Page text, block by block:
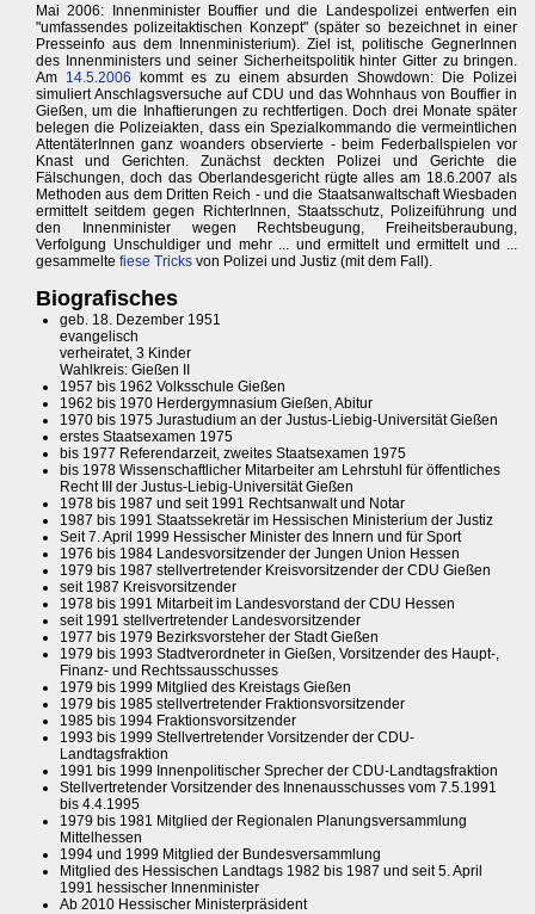
Mai 2006: Innenminister Bouffier und die Landespolizei entwerfen ein
"umfassendes polizeitaktischen Konzept" (später so bezeichnet in einer
Presseinfo aus dem Innenministerium). Ziel ist, politische GegnerInnen
des Innenministers und seiner Sicherheitspolitik hinter Gitter zu bringen.
Am 14.5.2006 kommt es zu einem absurden Showdown: Die Polizei
simuliert Anschlagsversuche auf CDU und das Wohnhaus von Bouffier in
Gießen, um die Inhaftierungen zu rechtfertigen. Doch drei Monate später
belegen die Polizeiakten, dass ein Spezialkommando die vermeintlichen
AttentäterInnen ganz woanders observierte - beim Federballspielen vor
Knast und Gerichten. Zunächst deckten Polizei und Gerichte die
Fälschungen, doch das Oberlandesgericht rügte alles am 18.6.2007 als
Methoden aus dem Dritten Reich - und die Staatsanwaltschaft Wiesbaden
ermittelt seitdem gegen RichterInnen, Staatsschutz, Polizeiführung und
den Innenminister wegen Rechtsbeugung, Freiheitsberaubung,
Verfolgung Unschuldiger und mehr ... und ermittelt und ermittelt und ...
gesammelte fiese Tricks von Polizei und Justiz (mit dem Fall).
Biografisches
geb. 18. Dezember 1951
evangelisch
verheiratet, 3 Kinder
Wahlkreis: Gießen II
1957 bis 1962 Volksschule Gießen
1962 bis 1970 Herdergymnasium Gießen, Abitur
1970 bis 1975 Jurastudium an der Justus-Liebig-Universität Gießen
erstes Staatsexamen 1975
bis 1977 Referendarzeit, zweites Staatsexamen 1975
bis 1978 Wissenschaftlicher Mitarbeiter am Lehrstuhl für öffentliches
Recht III der Justus-Liebig-Universität Gießen
1978 bis 1987 und seit 1991 Rechtsanwalt und Notar
1987 bis 1991 Staatssekretär im Hessischen Ministerium der Justiz
Seit 7. April 1999 Hessischer Minister des Innern und für Sport
1976 bis 1984 Landesvorsitzender der Jungen Union Hessen
1979 bis 1987 stellvertretender Kreisvorsitzender der CDU Gießen
seit 1987 Kreisvorsitzender
1978 bis 1991 Mitarbeit im Landesvorstand der CDU Hessen
seit 1991 stellvertretender Landesvorsitzender
1977 bis 1979 Bezirksvorsteher der Stadt Gießen
1979 bis 1993 Stadtverordneter in Gießen, Vorsitzender des Haupt-,
Finanz- und Rechtssausschusses
1979 bis 1999 Mitglied des Kreistags Gießen
1979 bis 1985 stellvertretender Fraktionsvorsitzender
1985 bis 1994 Fraktionsvorsitzender
1993 bis 1999 Stellvertretender Vorsitzender der CDU-
Landtagsfraktion
1991 bis 1999 Innenpolitischer Sprecher der CDU-Landtagsfraktion
Stellvertretender Vorsitzender des Innenausschusses vom 7.5.1991
bis 4.4.1995
1979 bis 1981 Mitglied der Regionalen Planungsversammlung
Mittelhessen
1994 und 1999 Mitglied der Bundesversammlung
Mitglied des Hessischen Landtags 1982 bis 1987 und seit 5. April
1991 hessischer Innenminister
Ab 2010 Hessischer Ministerpräsident